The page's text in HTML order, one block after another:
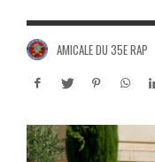
AMICALE DU 35E RAP